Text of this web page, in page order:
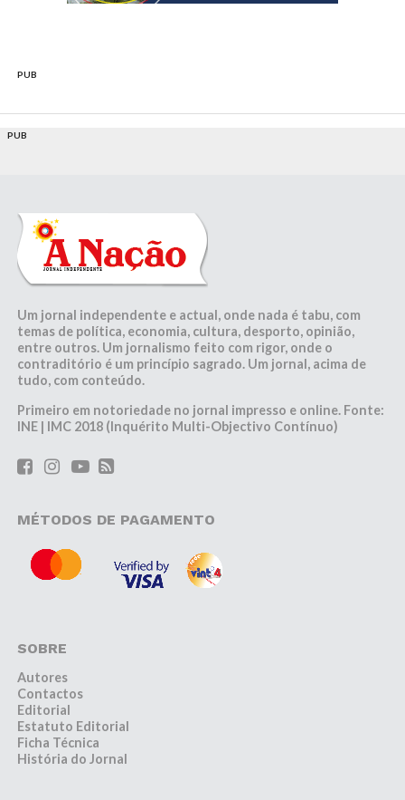
PUB
PUB
Um jornal independente e actual, onde nada é tabu, com
temas de política, economia, cultura, desporto, opinião,
entre outros. Um jornalismo feito com rigor, onde o
contraditório é um princípio sagrado. Um jornal, acima de
tudo, com conteúdo.
Primeiro em notoriedade no jornal impresso e online. Fonte:
INE | IMC 2018 (Inquérito Multi-Objectivo Contínuo)
MÉTODOS DE PAGAMENTO
SOBRE
Autores
Contactos
Editorial
Estatuto Editorial
Ficha Técnica
História do Jornal